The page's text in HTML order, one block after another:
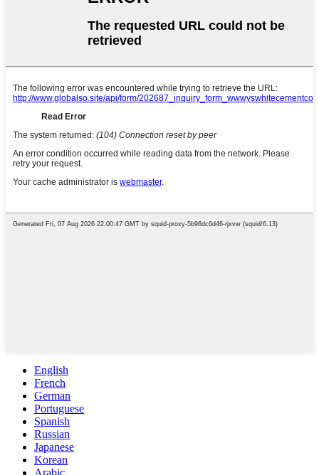
English
French
German
Portuguese
Spanish
Russian
Japanese
Korean